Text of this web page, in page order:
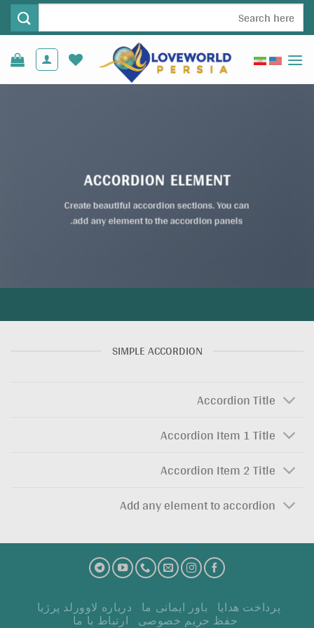
Skipجستجو
برای:
ACCORDION ELEMENT
Create beautiful accordion sections. You can
add any element to the accordion panels.
SIMPLE ACCORDION
Accordion Title
Accordion Item 1 Title
Accordion Item 2 Title
Add any element to accordion
پرداخت هدايا باور ایمانی ما درباره لاوورلد پرژیا
حفظ حریم خصوصی ارتباط با ما